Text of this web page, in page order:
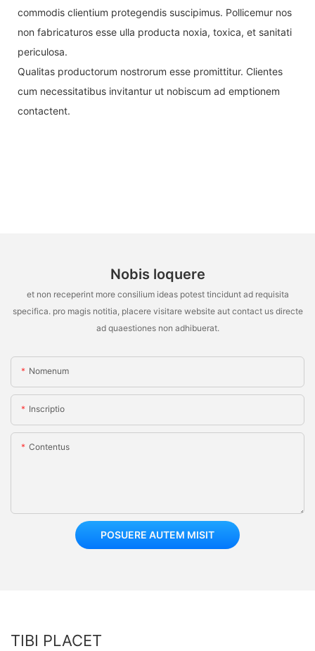
commodis clientium protegendis suscipimus. Pollicemur nos
non fabricaturos esse ulla producta noxia, toxica, et sanitati
periculosa.
Qualitas productorum nostrorum esse promittitur. Clientes
cum necessitatibus invitantur ut nobiscum ad emptionem
contactent.
Nobis loquere
et non receperint more consilium ideas potest tincidunt ad requisita
specifica. pro magis notitia, placere visitare website aut contact us directe
ad quaestiones non adhibuerat.
Nomenum
Inscriptio
Contentus
POSUERE AUTEM MISIT
TIBI PLACET